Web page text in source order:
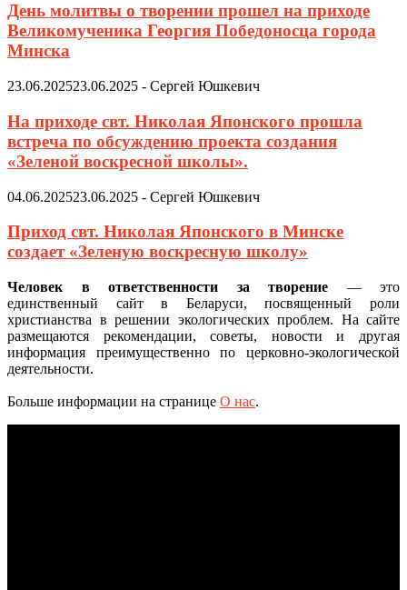
День молитвы о творении прошел на приходе
Великомученика Георгия Победоносца города
Минска
23.06.202523.06.2025 - Сергей Юшкевич
На приходе свт. Николая Японского прошла
встреча по обсуждению проекта создания
«Зеленой воскресной школы».
04.06.202523.06.2025 - Сергей Юшкевич
Приход свт. Николая Японского в Минске
создает «Зеленую воскресную школу»
Человек в ответственности за творение — это
единственный сайт в Беларуси, посвященный роли
христианства в решении экологических проблем. На сайте
размещаются рекомендации, советы, новости и другая
информация преимущественно по церковно-экологической
деятельности.
Больше информации на странице О нас.